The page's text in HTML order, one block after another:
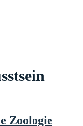
Zoologie